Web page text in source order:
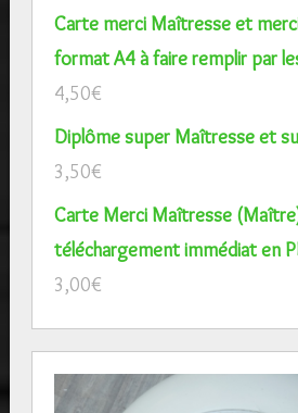
Carte merci Maîtresse et
format A4 à faire remplir par
4,50€
Diplôme super Maîtresse et
3,50€
Carte Merci Maîtresse
téléchargement immédiat en
3,00€